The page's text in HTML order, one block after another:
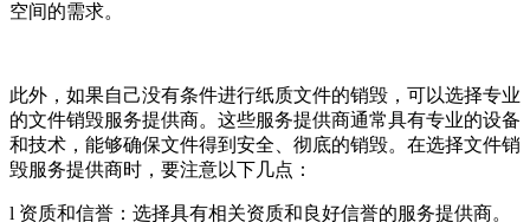
空间的需求。
此外，如果自己没有条件进行纸质文件的销毁，可以选择专业
的文件销毁服务提供商。这些服务提供商通常具有专业的设备
和技术，能够确保文件得到安全、彻底的销毁。在选择文件销
毁服务提供商时，要注意以下几点：
l 资质和信誉：选择具有相关资质和良好信誉的服务提供商。